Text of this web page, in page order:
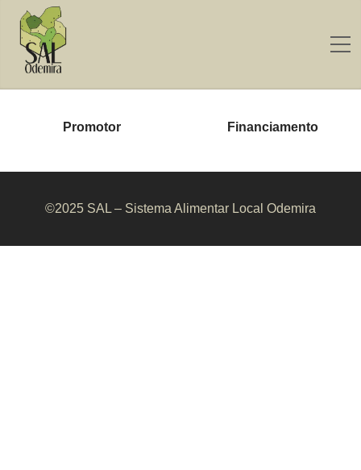
Promotor Financiamento
©2025 SAL – Sistema Alimentar Local Odemira